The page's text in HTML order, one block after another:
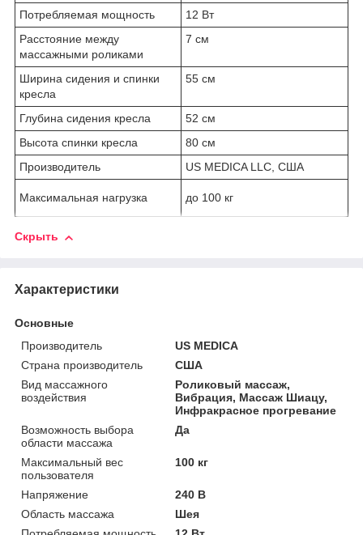
Потребляемая мощность
12 Вт
Расстояние между
массажными роликами
7 см
Ширина сидения и спинки
кресла
55 см
Глубина сидения кресла
52 см
Высота спинки кресла
80 см
Производитель
US MEDICA LLC, США
Максимальная нагрузка до 100 кг
Скрыть
Характеристики
Основные
Производитель
US MEDICA
Страна производитель
США
Вид массажного
воздействия
Роликовый массаж,
Вибрация, Массаж Шиацу,
Инфракрасное прогревание
Возможность выбора
области массажа
Да
Максимальный вес
пользователя
100 кг
Напряжение
240 В
Область массажа
Шея